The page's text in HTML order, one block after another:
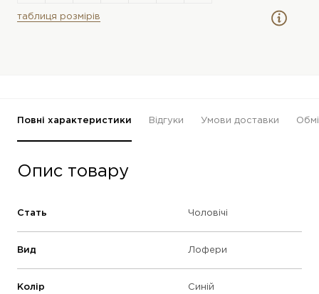
таблиця розмірів
Повні характеристики Відгуки Умови доставки
Опис товару
Стать Чоловічі
Вид Лофери
Колір Синій